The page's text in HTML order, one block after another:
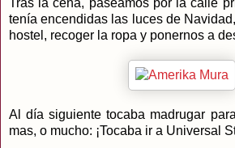
Tras la cena, paseamos por la calle
tenía encendidas las luces de
hostel, recoger la ropa y ponernos a
Al día siguiente tocaba madrugar
mas, o mucho: ¡Tocaba ir a Universal